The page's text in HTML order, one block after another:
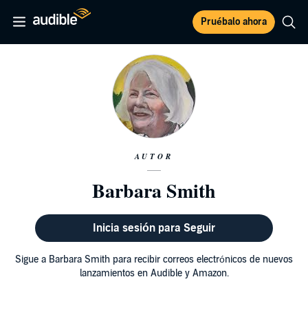
Pruébalo ahora
AUTOR
Barbara Smith
Inicia sesión para Seguir
Sigue a Barbara Smith para recibir correos electrónicos de nuevos
lanzamientos en Audible y Amazon.